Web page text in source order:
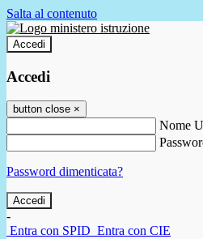
Salta al contenuto
Accedi
Accedi
button close ×
Nome
Password dimenticata?
-
Entra con SPID Entra con CIE